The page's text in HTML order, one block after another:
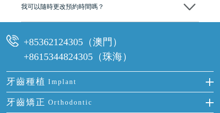
我可以隨時更改預約時間嗎？
+85362124305（澳門）
+8615344824305（珠海）
牙齒種植 Implant
種牙
牙齒矯正 Orthodontic